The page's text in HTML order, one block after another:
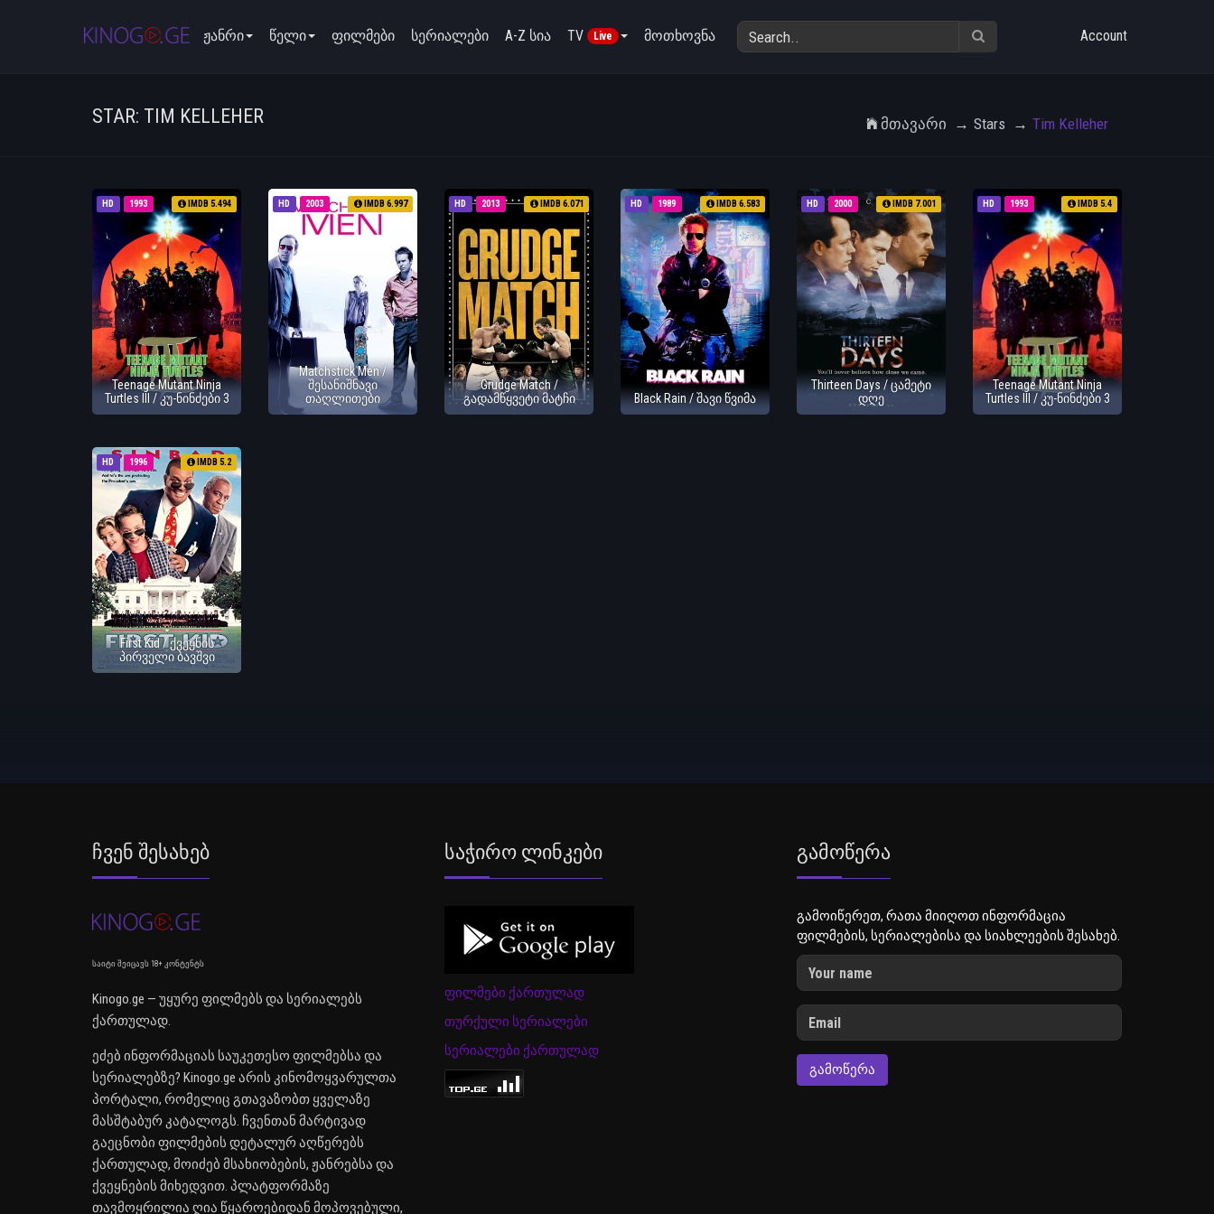
ჟანრი წელი ფილმები სერიალები A-Z სია TV Live მოთხოვნა Account
STAR: TIM KELLEHER Მთავარი Stars Tim Kelleher
HD 1993 IMDB 5.494
Teenage Mutant Ninja
Turtles III / კუ-ნინძები 3
HD 2003 IMDB 6.997
Matchstick Men /
შესანიშნავი
თაღლითები
HD 2013 IMDB 6.071
Grudge Match /
გადამწყვეტი მატჩი
HD 1989 IMDB 6.583
Black Rain / შავი წვიმა
HD 2000 IMDB 7.001
Thirteen Days / ცამეტი
დღე
HD 1993 IMDB 5.4
Teenage Mutant Ninja
Turtles III / კუ-ნინძები 3
HD 1996 IMDB 5.2
First Kid / ქვეყნის
პირველი ბავშვი
Ჩვენ Შესახებ
საიტი შეიცავს 18+ კონტენტს
Kinogo.ge — უყურე ფილმებს და სერიალებს
ქართულად.
ეძებ ინფორმაციას საუკეთესო ფილმებსა და
სერიალებზე? Kinogo.ge არის კინომოყვარულთა
პორტალი, რომელიც გთავაზობთ ყველაზე
მასშტაბურ კატალოგს. ჩვენთან მარტივად
გაეცნობი ფილმების დეტალურ აღწერებს
ქართულად, მოიძებ მსახიობების, ჟანრებსა და
ქვეყნების მიხედვით. პლატფორმაზე
თავმოყრილია ღია წყაროებიდან მოპოვებული,
Საჭირო Ლინკები
ფილმები ქართულად
თურქული სერიალები
სერიალები ქართულად
Გამოწერა
გამოიწერეთ, რათა მიიღოთ ინფორმაცია
ფილმების, სერიალებისა და სიახლეების შესახებ.
ᲒᲐᲛᲝᲬᲔᲠᲐ